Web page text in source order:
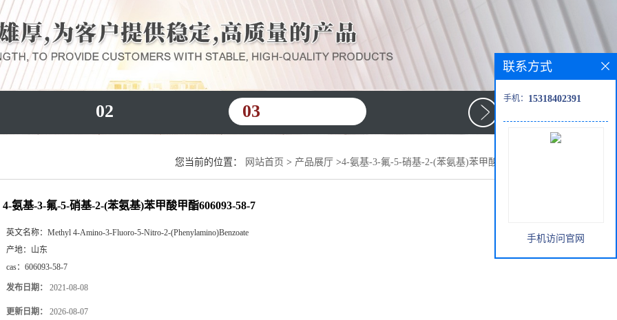
02 03
您当前的位置： 网站首页 > 产品展厅 >4-氨基-3-氟-5-硝基-2-(苯氨基)苯甲酸甲酯606093-58-7
4-氨基-3-氟-5-硝基-2-(苯氨基)苯甲酸甲酯606093-58-7
英文名称： Methyl 4-Amino-3-Fluoro-5-Nitro-2-(Phenylamino)Benzoate
产地： 山东
cas： 606093-58-7
发布日期： 2021-08-08
更新日期： 2026-08-07
联系方式
手机： 15318402391
手机访问官网